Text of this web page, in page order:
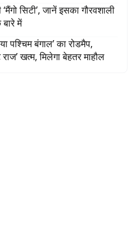
सिटी’, जानें इसका गौरवशाली
में
पश्चिम बंगाल’ का रोडमैप,
खत्म, मिलेगा बेहतर माहौल